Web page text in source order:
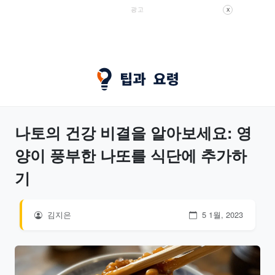
광고 X
나토의 건강 비결을 알아보세요: 영
양이 풍부한 나또를 식단에 추가하
기
김지은 5 1월, 2023